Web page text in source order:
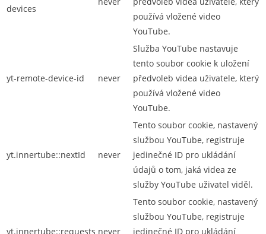
devices
používá vložené video
YouTube.
yt-remote-device-id never
Služba YouTube nastavuje
tento soubor cookie k uložení
předvoleb videa uživatele, který
používá vložené video
YouTube.
yt.innertube::nextId never
Tento soubor cookie, nastavený
službou YouTube, registruje
jedinečné ID pro ukládání
údajů o tom, jaká videa ze
služby YouTube uživatel viděl.
yt.innertube::requests never
Tento soubor cookie, nastavený
službou YouTube, registruje
jedinečné ID pro ukládání